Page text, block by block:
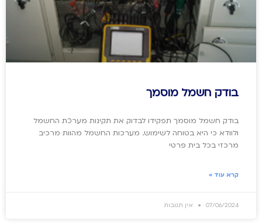
בודק חשמל מוסמך
בודק חשמל מוסמך תפקידו לבדוק את תקינות מערכת החשמל
ולוודא כי היא בטוחה לשימוש. מערכות החשמל מהוות מרכיב
מרכזי בכל בית פרטי
קרא עוד »
07/06/2024 אין תגובות